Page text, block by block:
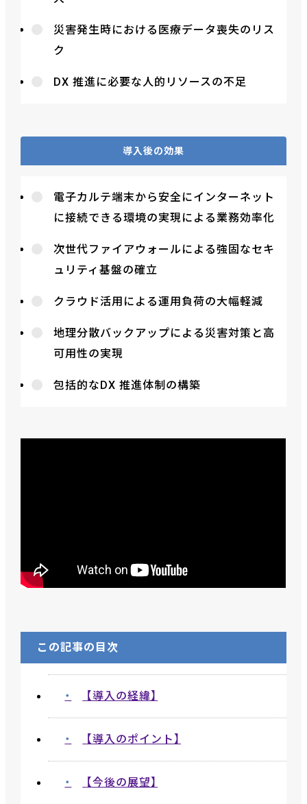
災害発生時における医療データ喪失のリス
ク
DX 推進に必要な人的リソースの不足
導入後の効果
電子カルテ端末から安全にインターネット
に接続できる環境の実現による業務効率化
次世代ファイアウォールによる強固なセキ
ュリティ基盤の確立
クラウド活用による運用負荷の大幅軽減
地理分散バックアップによる災害対策と高
可用性の実現
包括的なDX 推進体制の構築
この記事の目次
【導入の経緯】
【導入のポイント】
【今後の展望】